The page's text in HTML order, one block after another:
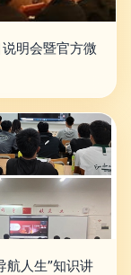
明会暨官方微
航人生”知识讲